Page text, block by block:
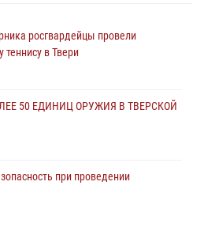
росгвардейцы провели
теннису в Твери
50 ЕДИНИЦ ОРУЖИЯ В ТВЕРСКОЙ
при проведении